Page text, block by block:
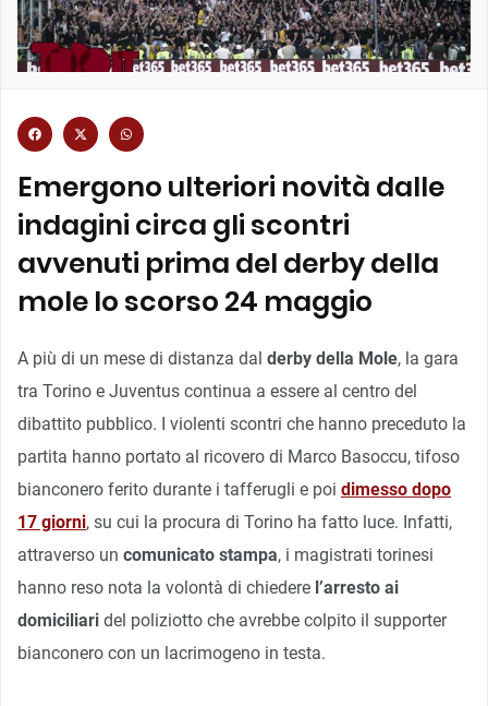
Emergono ulteriori novità dalle
indagini circa gli scontri
avvenuti prima del derby della
mole lo scorso 24 maggio
A più di un mese di distanza dal derby della Mole, la gara
tra Torino e Juventus continua a essere al centro del
dibattito pubblico. I violenti scontri che hanno preceduto la
partita hanno portato al ricovero di Marco Basoccu, tifoso
bianconero ferito durante i tafferugli e poi dimesso dopo
17 giorni, su cui la procura di Torino ha fatto luce. Infatti,
attraverso un comunicato stampa, i magistrati torinesi
hanno reso nota la volontà di chiedere l’arresto ai
domiciliari del poliziotto che avrebbe colpito il supporter
bianconero con un lacrimogeno in testa.